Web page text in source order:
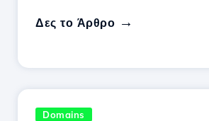
Δες το Άρθρο
Domains